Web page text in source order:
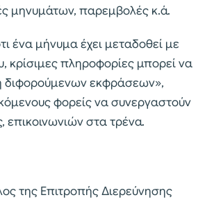
μηνυμάτων, παρεμβολές κ.ά.
ένα μήνυμα έχει μεταδοθεί με
κρίσιμες πληροφορίες μπορεί να
εκφράσεων»,
φορείς να συνεργαστούν
επικοινωνιών στα τρένα.
της Επιτροπής Διερεύνησης